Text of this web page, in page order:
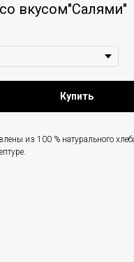
вкусом"Салями"
Купить
из 100 % натурального